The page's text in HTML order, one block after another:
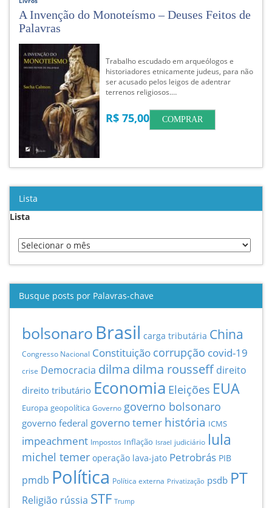
A Invenção do Monoteísmo – Deuses Feitos de
Palavras
Trabalho escudado em arqueólogos e
historiadores etnicamente judeus, para não
ser acusado pelos leigos de adentrar
terrenos religiosos.…
R$ 75,00 COMPRAR
Lista
Lista
Busque posts por Palavras-chave
bolsonaro Brasil carga tributária China
Congresso Nacional Constituição corrupção covid-19
crise Democracia dilma dilma rousseff direito
direito tributário Economia Eleições EUA
Europa geopolítica Governo governo bolsonaro
governo federal governo temer história ICMS
impeachment Impostos Inflação Israel judiciário lula
michel temer operação lava-jato Petrobrás PIB
pmdb Política Política externa Privatização psdb PT
Religião rússia STF Trump